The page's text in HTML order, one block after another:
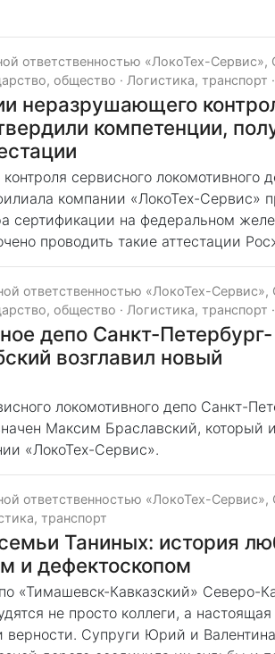
ответственностью «ЛокоТех-
общество · Логистика, транспорт ·
неразрушающего
компетенции,
сервисного локомотивного
компании «ЛокоТех-Сервис»
сертификации на федеральном
проводить такие аттестации
ответственностью «ЛокоТех-
общество · Логистика, транспорт ·
депо Санкт-Петербург-
возглавил новый
локомотивного депо Санкт-
Максим Браславский, который
«ЛокоТех-Сервис».
ответственностью «ЛокоТех-
транспорт
Таниных: история
и дефектоскопом
«Тимашевск-Кавказский» Северо-
не просто коллеги, а
Супруги Юрий и